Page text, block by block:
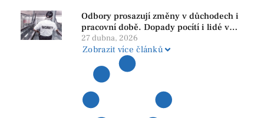
Odbory prosazují změny v důchodech i
pracovní době. Dopady pocítí i lidé v
našem regionu
27 dubna, 2026
Zobrazit více článků